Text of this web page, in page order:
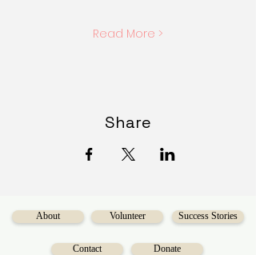
Read More >
Share
About Volunteer Success Stories
Contact Donate